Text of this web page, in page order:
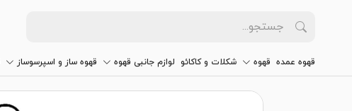
قهوه عمده قهوه شکلات و کاکائو لوازم جانبی قهوه قهوه ساز و اسپرسوساز